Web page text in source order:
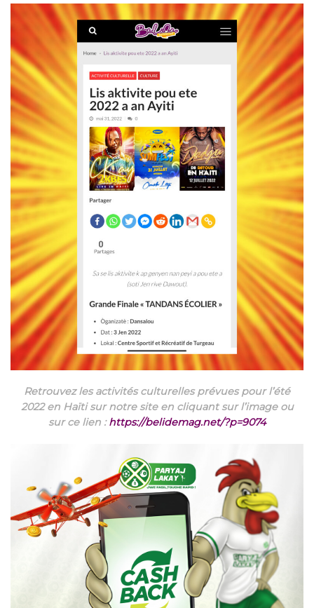
Retrouvez les activités culturelles prévues pour l’été
2022 en Haïti sur notre site en cliquant sur l’image ou
sur ce lien :https://belidemag.net/?p=9074